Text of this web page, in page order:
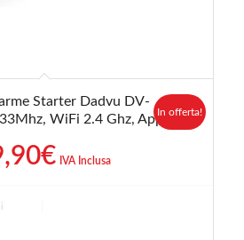
Starter Dadvu DV-
WiFi 2.4 Ghz, App
€IlIVA Inclusa
In offerta!